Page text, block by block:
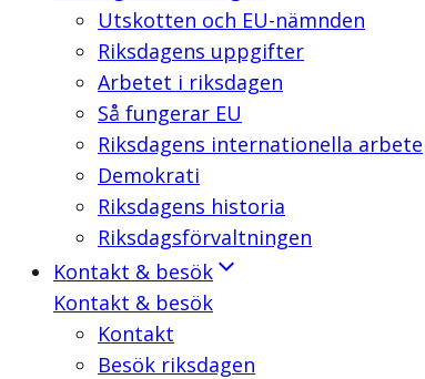
Utskotten och EU-nämnden
Riksdagens uppgifter
Arbetet i riksdagen
Så fungerar EU
Riksdagens internationella arbete
Demokrati
Riksdagens historia
Riksdagsförvaltningen
Kontakt & besök
Kontakt & besök
Kontakt
Besök riksdagen